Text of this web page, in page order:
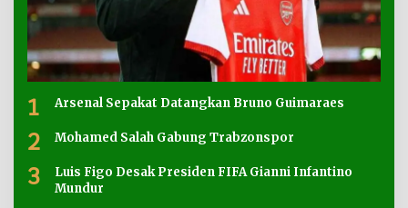
1 Arsenal Sepakat Datangkan Bruno Guimaraes
2 Mohamed Salah Gabung Trabzonspor
3
Luis Figo Desak Presiden FIFA Gianni Infantino
Mundur